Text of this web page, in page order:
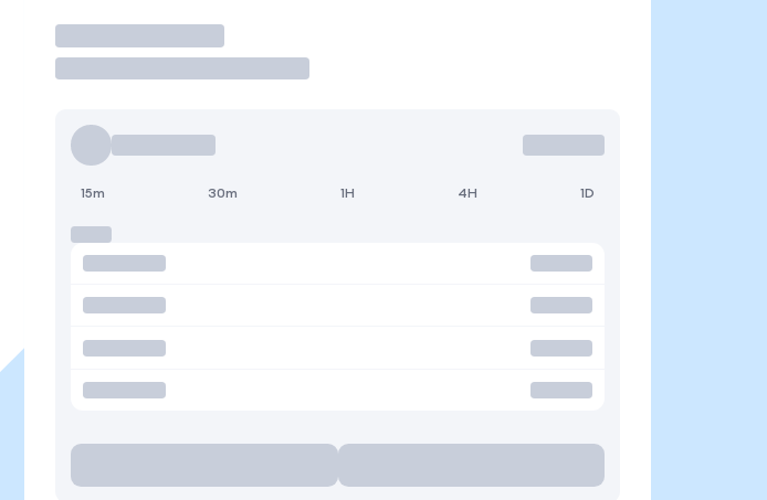
Operar
15m 30m 1H 4H 1D